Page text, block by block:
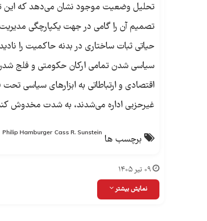
تحلیل وضعیت موجود نشان می‌دهد که این
تصمیم آن را گامی در جهت یکپارچگی مدیریت
حیاتی ثبات ساختاری در بدنه حاکمیت را
سیاسی شدن تمامی ارکان حکومتی و فلج
اقتصادی و ارتباطاتی به ابزارهای سیاسی
غیرحزبی اداره می‌شدند، به شدت مخدوش
برچسب ها Cass R. Sunstein
Philip Hamburger
۰۹ تیر ۱۴۰۵
نمایش بیشتر